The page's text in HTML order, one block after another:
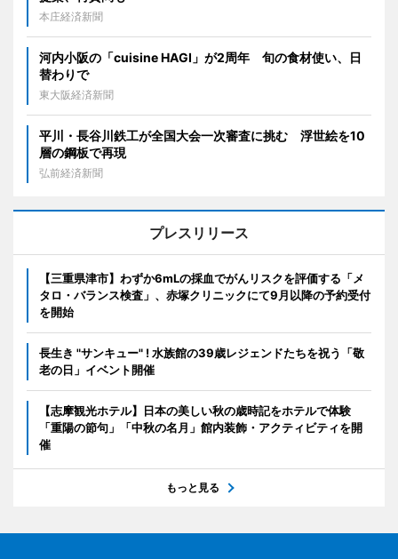
本庄経済新聞
河内小阪の「cuisine HAGI」が2周年 旬の食材使い、日
替わりで
東大阪経済新聞
平川・長谷川鉄工が全国大会一次審査に挑む 浮世絵を10
層の鋼板で再現
弘前経済新聞
プレスリリース
【三重県津市】わずか6mLの採血でがんリスクを評価する「メ
タロ・バランス検査」、赤塚クリニックにて9月以降の予約受付
を開始
長生き "サンキュー" ! 水族館の39歳レジェンドたちを祝う「敬
老の日」イベント開催
【志摩観光ホテル】日本の美しい秋の歳時記をホテルで体験
「重陽の節句」「中秋の名月」館内装飾・アクティビティを開
催
もっと見る